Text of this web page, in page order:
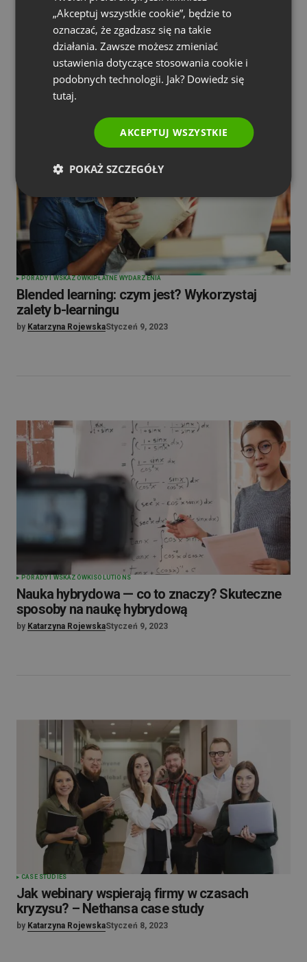
czyli jak efektywnie prowadzić lekcje online
Katarzyna RojewskaStyczeń 18, 2023
PORADY I WSKAZÓWKI PŁATNE WYDARZENIA
Blended learning: czym jest? Wykorzystaj
zalety b-learningu
by Katarzyna RojewskaStyczeń 9, 2023
PORADY I WSKAZÓWKI SOLUTIONS
Nauka hybrydowa — co to znaczy? Skuteczne
sposoby na naukę hybrydową
by Katarzyna RojewskaStyczeń 9, 2023
CASE STUDIES
Jak webinary wspierają firmy w czasach
kryzysu? – Nethansa case study
by Katarzyna RojewskaStyczeń 8, 2023
SPANISH
ITALIAN
„Akceptuj wszystkie cookie”, będzie to
oznaczać, że zgadzasz się na takie
działania. Zawsze możesz zmieniać
ustawienia dotyczące stosowania cookie i
podobnych technologii. Jak? Dowiedz się
tutaj.
AKCEPTUJ WSZYSTKIE
POKAŻ SZCZEGÓŁY